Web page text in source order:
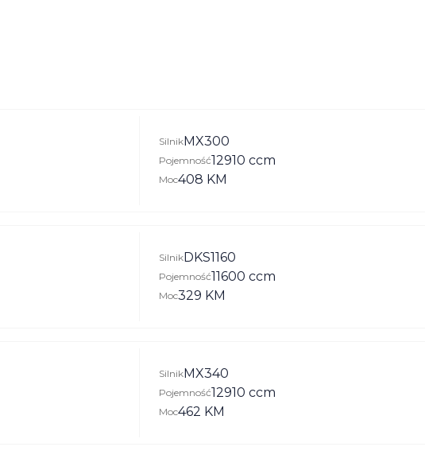
Silnik MX300
Pojemność12910 ccm
Moc408 KM
Silnik DKS1160
Pojemność11600 ccm
Moc329 KM
Silnik MX340
Pojemność12910 ccm
Moc462 KM